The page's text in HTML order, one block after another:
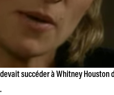
succéder à Whitney Houston